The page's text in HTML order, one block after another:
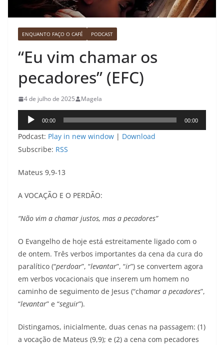
ENQUANTO FAÇO O CAFÉ PODCAST
“Eu vim chamar os
pecadores” (EFC)
4 de julho de 2025 Magela
Tocador
de
áudio
00:00 00:00
Podcast: Play in new window | Download
Subscribe: RSS
Mateus 9,9-13
A VOCAÇÃO E O PERDÃO:
“Não vim a chamar justos, mas a pecadores”
O Evangelho de hoje está estreitamente ligado com o
de ontem. Três verbos importantes da cena da cura do
paralítico (“perdoar”, “levantar”, “ir”) se convertem agora
em verbos vocacionais que inserem um homem no
caminho de seguimento de Jesus (“chamar a pecadores”,
“levantar” e “seguir”).
Distingamos, inicialmente, duas cenas na passagem: (1)
a vocação de Mateus (9,9); e (2) a cena com pecadores